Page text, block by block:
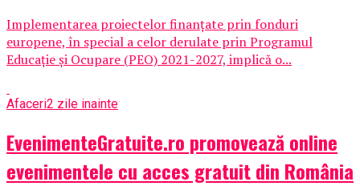
Implementarea proiectelor finanțate prin fonduri
europene, în special a celor derulate prin Programul
Educație și Ocupare (PEO) 2021-2027, implică o...
Afaceri2 zile inainte
EvenimenteGratuite.ro promovează online
evenimentele cu acces gratuit din România